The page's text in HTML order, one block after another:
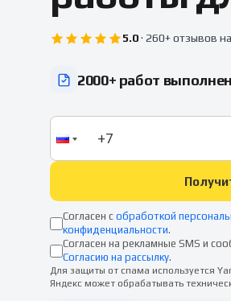
5.0· 260+ отзывов
2000+ работ
Согласен с обработкой
конфиденциальности.
Согласен на рекламные SMS и
Согласию на рассылку.
Для защиты от спама используется
Яндекс может обрабатывать